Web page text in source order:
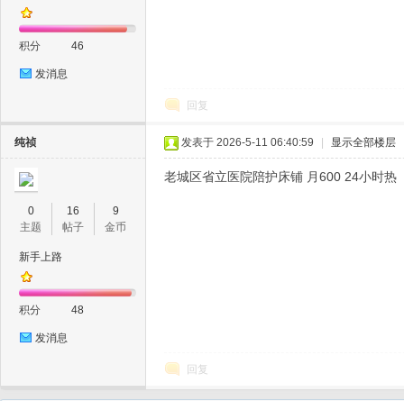
积分 46
发消息
回复
纯祯
0
主题
16
帖子
9
金币
新手上路
积分 48
发消息
发表于 2026-5-11 06:40:59 显示全部楼层
老城区省立医院陪护床铺 月600 24小时热
回复